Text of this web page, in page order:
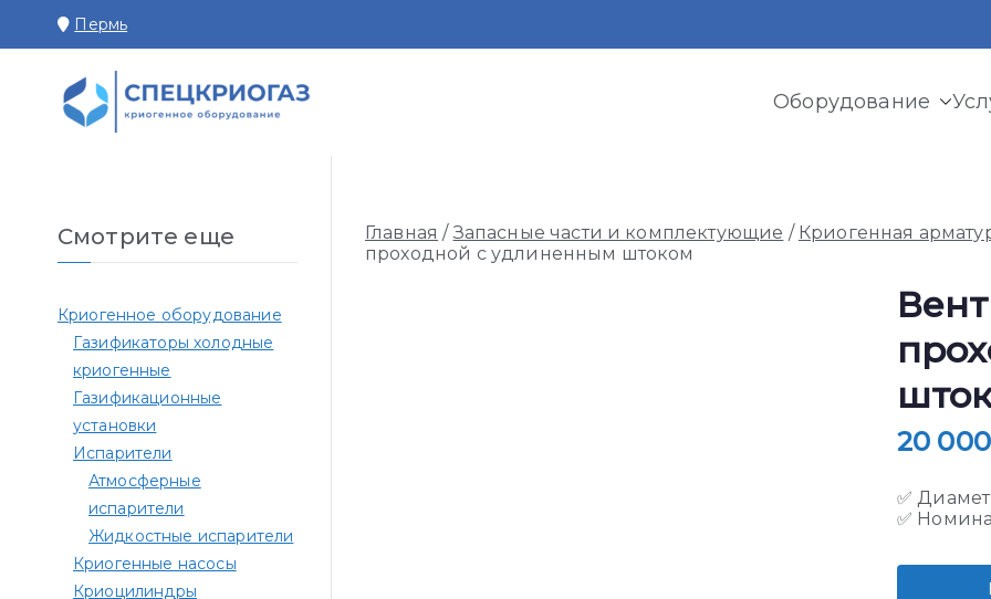
содержимому
Пермь
Производство и поставки криогенного оборудования, газовых рамп, моноблоков
Оборудование
Главная /Запасные части и комплектующие / Криогенная
проходной с удлиненным штоком
20
✅
✅
Смотрите еще
Криогенное оборудование
Газификаторы холодные
криогенные
Газификационные
установки
Испарители
Атмосферные
испарители
Жидкостные испарители
Криогенные насосы
Криоцилиндры